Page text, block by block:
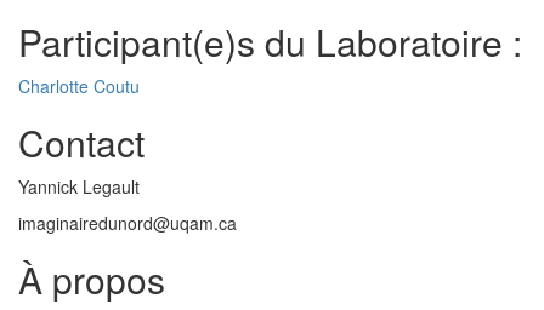
Participant(e)s du Laboratoire :
Charlotte Coutu
Contact
Yannick Legault
imaginairedunord@uqam.ca
À propos